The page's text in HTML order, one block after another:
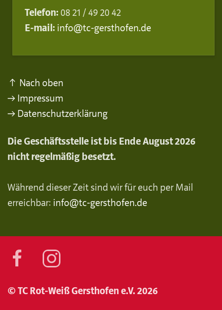
Telefon: 08 21 / 49 20 42
E-mail: info@tc-gersthofen.de
↑ Nach oben
→ Impressum
→ Datenschutzerklärung
Die Geschäftsstelle ist bis Ende August 2026
nicht regelmäßig besetzt.
Während dieser Zeit sind wir für euch per Mail
erreichbar: info@tc-gersthofen.de
© TC Rot-Weiß Gersthofen e.V. 2026